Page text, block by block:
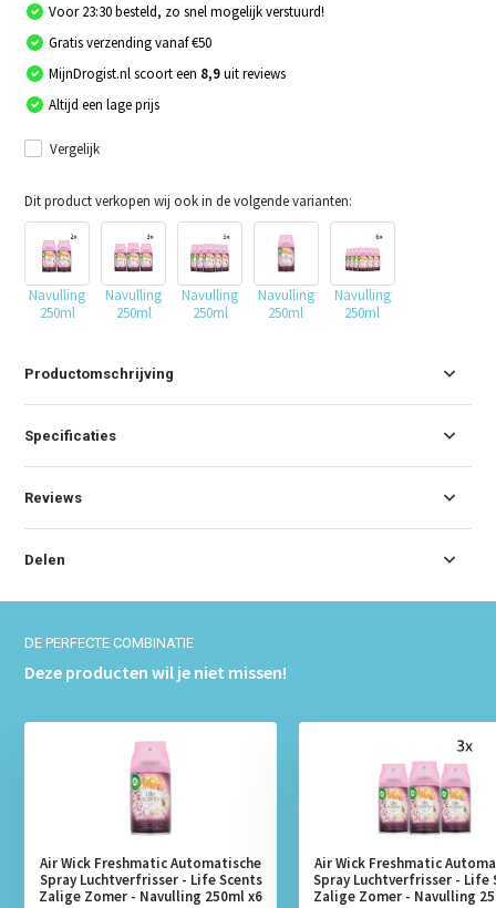
Voor 23:30 besteld, zo snel mogelijk verstuurd!
Gratis verzending vanaf €50
MijnDrogist.nl scoort een 8,9uit reviews
Altijd een lage prijs
Vergelijk
Dit product verkopen wij ook in de volgende varianten:
Navulling
250ml
Navulling
250ml
Navulling
250ml
Navulling
250ml
Navulling
250ml
Productomschrijving
Specificaties
Reviews
Delen
DE PERFECTE COMBINATIE
Deze producten wil je niet missen!
Air Wick Freshmatic Automatische
Spray Luchtverfrisser - Life Scents
Zalige Zomer - Navulling 250ml x6
Air Wick Freshmatic
Spray Luchtverfrisser - Life
Zalige Zomer - Navulling